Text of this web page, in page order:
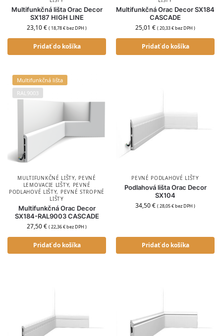
Multifunkčná lišta Orac Decor
SX187 HIGH LINE
23,10€ ( 18,78€bez DPH )
Pridať do košíka
Multifunkčná Orac Decor SX184
CASCADE
25,01 € (20,33€bez DPH )
Pridať do košíka
Multifunkčná lišta
RAL9003
MULTIFUNKČNÉ LIŠTY, PEVNÉ
LEMOVACIE LIŠTY, PEVNÉ
PODLAHOVÉ LIŠTY, PEVNÉ STROPNÉ
LIŠTY
Multifunkčná Orac Decor
SX184-RAL9003 CASCADE
27,50€ (22,36€bez DPH )
Pridať do košíka
PEVNÉ PODLAHOVÉ LIŠTY
Podlahová lišta Orac Decor
SX104
34,50€ (28,05€bez DPH )
Pridať do košíka